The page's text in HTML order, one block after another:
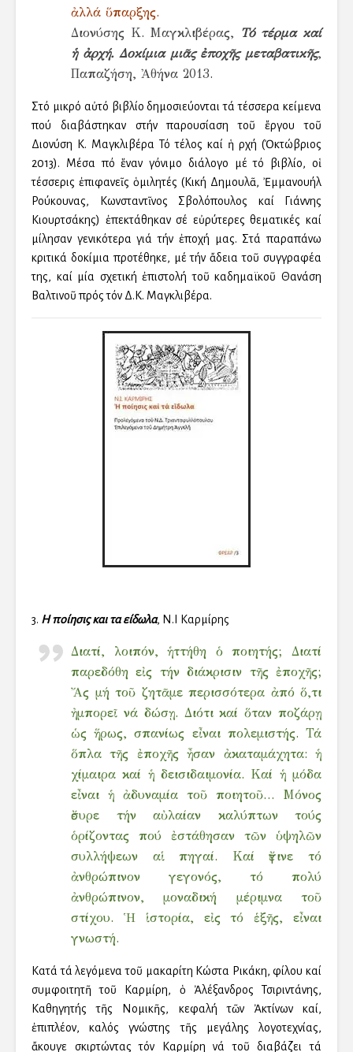
ἀλλά ὕπαρξης.
Διονύσης Κ. Μαγκλιβέρας, Τό τέρμα καί
ἡ ἀρχή. Δοκίμια μιᾶς ἐποχῆς μεταβατικῆς,
Παπαζήση, Ἀθήνα 2013.
Στό μικρό αὐτό βιβλίο δημοσιεύονται τά τέσσερα κείμενα
πού διαβάστηκαν στήν παρουσίαση τοῦ ἔργου τοῦ
Διονύση Κ. Μαγκλιβέρα Τό τέλος καί ἡ ἀρχή (Ὀκτώβριος
2013). Μέσα ἀπό ἕναν γόνιμο διάλογο μέ τό βιβλίο, οἱ
τέσσερις ἐπιφανεῖς ὁμιλητές (Κική Δημουλᾶ, Ἐμμανουήλ
Ρούκουνας, Κωνσταντῖνος Σβολόπουλος καί Γιάννης
Κιουρτσάκης) ἐπεκτάθηκαν σέ εὐρύτερες θεματικές καί
μίλησαν γενικότερα γιά τήν ἐποχή μας. Στά παραπάνω
κριτικά δοκίμια προτέθηκε, μέ τήν ἄδεια τοῦ συγγραφέα
της, καί μία σχετική ἐπιστολή τοῦ ἀκαδημαϊκοῦ Θανάση
Βαλτινοῦ πρός τόν Δ.Κ. Μαγκλιβέρα.
3. Η ποίησις και τα είδωλα, Ν.Ι Καρμίρης
Διατί, λοιπόν, ἡττήθη ὁ ποιητής; Διατί
παρεδόθη εἰς τήν διάκρισιν τῆς ἐποχῆς;
Ἄς μή τοῦ ζητᾶμε περισσότερα ἀπό ὅ,τι
ἠμπορεῖ νά δώσῃ. Διότι καί ὅταν ποζάρῃ
ὡς ἥρως, σπανίως εἶναι πολεμιστής. Τά
ὅπλα τῆς ἐποχῆς ἦσαν ἀκαταμάχητα: ἡ
χίμαιρα καί ἡ δεισιδαιμονία. Καί ἡ μόδα
εἶναι ἡ ἀδυναμία τοῦ ποιητοῦ… Μόνος
ἔσυρε τήν αὐλαίαν καλύπτων τούς
ὁρίζοντας πού ἐστάθησαν τῶν ὑψηλῶν
συλλήψεων αἱ πηγαί. Καί ἔγινε τό
ἀνθρώπινον γεγονός, τό πολύ
ἀνθρώπινον, μοναδική μέριμνα τοῦ
στίχου. Ἡ ἱστορία, εἰς τό ἑξῆς, εἶναι
γνωστή.
Κατά τά λεγόμενα τοῦ μακαρίτη Κώστα Ρικάκη, φίλου καί
συμφοιτητῆ τοῦ Καρμίρη, ὁ Ἀλέξανδρος Τσιριντάνης,
Καθηγητής τῆς Νομικῆς, κεφαλή τῶν Ἀκτίνων καί,
ἐπιπλέον, καλός γνώστης τῆς μεγάλης λογοτεχνίας,
ἄκουγε σκιρτώντας τόν Καρμίρη νά τοῦ διαβάζει τά